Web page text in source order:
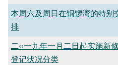
本周六及周日在铜锣湾的特别
排
二○一九年一月二日起实施新
登记状况分类